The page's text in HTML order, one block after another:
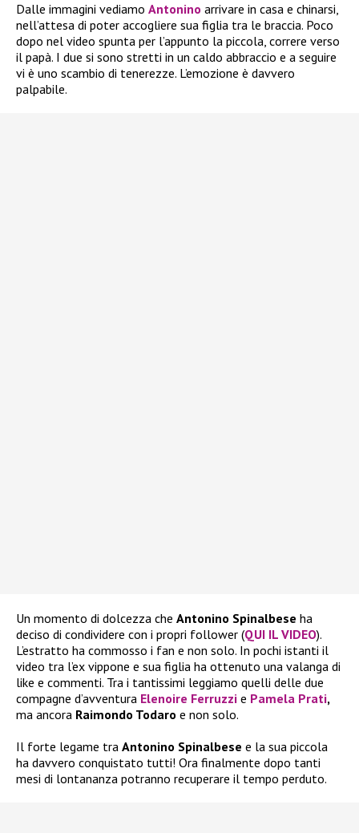
Dalle immagini vediamo Antonino arrivare in casa e chinarsi,
nell’attesa di poter accogliere sua figlia tra le braccia. Poco
dopo nel video spunta per l’appunto la piccola, correre verso
il papà. I due si sono stretti in un caldo abbraccio e a seguire
vi è uno scambio di tenerezze. L’emozione è davvero
palpabile.
Un momento di dolcezza che Antonino Spinalbese ha
deciso di condividere con i propri follower (QUI IL VIDEO).
L’estratto ha commosso i fan e non solo. In pochi istanti il
video tra l’ex vippone e sua figlia ha ottenuto una valanga di
like e commenti. Tra i tantissimi leggiamo quelli delle due
compagne d’avventura Elenoire Ferruzzi e Pamela Prati,
ma ancora Raimondo Todaro e non solo.
Il forte legame tra Antonino Spinalbese e la sua piccola
ha davvero conquistato tutti! Ora finalmente dopo tanti
mesi di lontananza potranno recuperare il tempo perduto.